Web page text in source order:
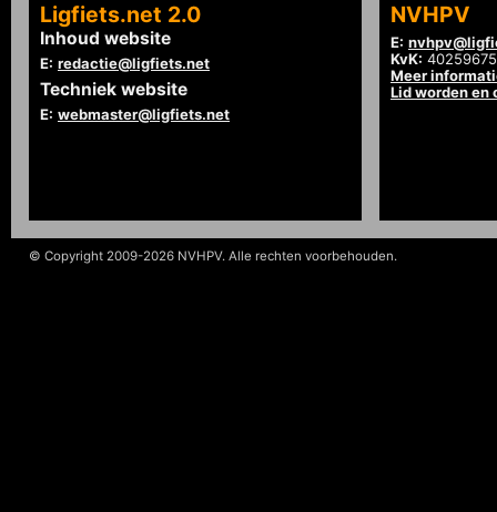
Ligfiets.net 2.0
Inhoud website
E: redactie@ligfiets.net
Techniek website
E: webmaster@ligfiets.net
NVHPV
E:
KvK: 40259675
Meer
Lid worden en
© Copyright 2009-2026 NVHPV. Alle rechten voorbehouden.